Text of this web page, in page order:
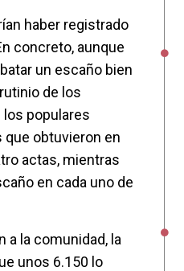
haber registrado
concreto, aunque
un escaño bien
de los
populares
obtuvieron en
actas, mientras
en cada uno de
a la comunidad, la
unos 6.150 lo